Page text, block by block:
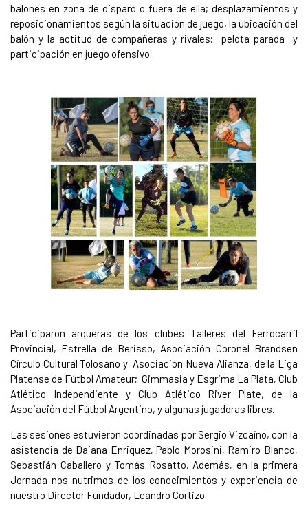
balones en zona de disparo o fuera de ella; desplazamientos y
reposicionamientos según la situación de juego, la ubicación del
balón y la actitud de compañeras y rivales; pelota parada y
participación en juego ofensivo.
Participaron arqueras de los clubes Talleres del Ferrocarril
Provincial, Estrella de Berisso, Asociación Coronel Brandsen
Círculo Cultural Tolosano y Asociación Nueva Alianza, de la Liga
Platense de Fútbol Amateur; Gimmasia y Esgrima La Plata, Club
Atlético Independiente y Club Atlético River Plate, de la
Asociación del Fútbol Argentino, y algunas jugadoras libres.
Las sesiones estuvieron coordinadas por Sergio Vizcaíno, con la
asistencia de Daiana Enriquez, Pablo Morosini, Ramiro Blanco,
Sebastián Caballero y Tomás Rosatto. Además, en la primera
Jornada nos nutrimos de los conocimientos y experiencia de
nuestro Director Fundador, Leandro Cortizo.